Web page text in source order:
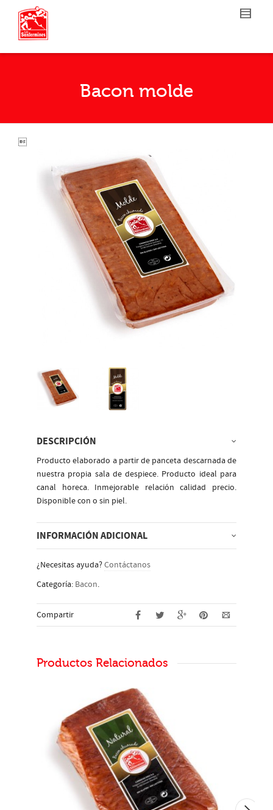
Bacon molde

DESCRIPCIÓN
Producto elaborado a partir de panceta descarnada de
nuestra propia sala de despiece. Producto ideal para
canal horeca. Inmejorable relación calidad precio.
Disponible con o sin piel.
INFORMACIÓN ADICIONAL
¿Necesitas ayuda?Contáctanos
Categoría: Bacon.
Compartir
Productos Relacionados